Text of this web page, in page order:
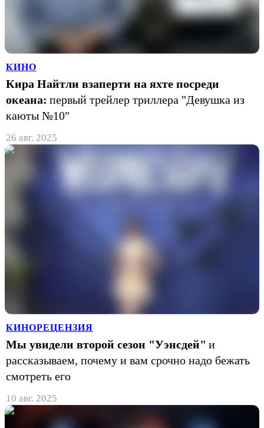
КИНО
Кира Найтли взаперти на яхте посреди
океана: первый трейлер триллера "Девушка из
каюты №10"
26 авг. 2025
КИНОРЕЦЕНЗИЯ
Мы увидели второй сезон "Уэнсдей" и
рассказываем, почему и вам срочно надо бежать
смотреть его
10 авг. 2025